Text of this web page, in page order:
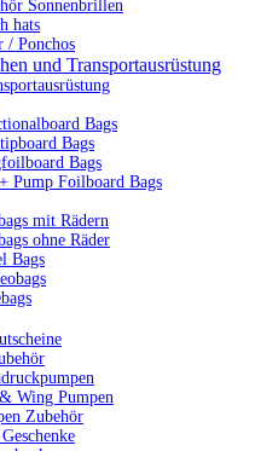
Sonnenbrillen
hats
/ Ponchos
und Transportausrüstung
Bags
Bags
Bags
Pump Foilboard Bags
mit Rädern
ohne Räder
Bags
Wing Pumpen
Zubehör